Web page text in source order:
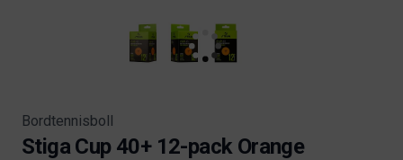
Bordtennisboll
Stiga Cup 40+ 12-pack Orange